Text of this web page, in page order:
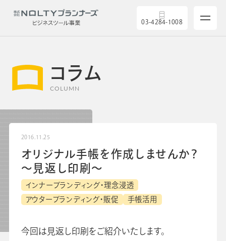
03-4284-1008
サービス
製品を探す
5つの強み
導入実績
コラム
COLUMN
2016.11.25
オリジナル手帳を作成しませんか？
～見返し印刷～
インナーブランディング・理念浸透
アウターブランディング・販促
手帳活用
今回は見返し印刷をご紹介いたします。